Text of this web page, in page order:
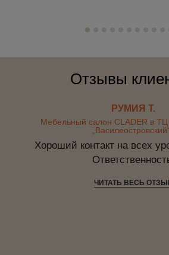
Отзывы
РУМИЯ Т.
Мебельный салон CLADER в
Хороший контакт на всех
ЧИТАТЬ ВЕСЬ